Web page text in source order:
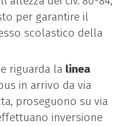
per garantire il
scolastico della
riguarda la linea
in arrivo da via
proseguono su via
inversione